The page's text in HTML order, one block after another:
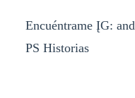
Encuéntrame ĮG:
PS Historias